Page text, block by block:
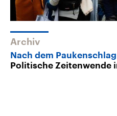
Archiv
Nach dem
Politische Zeitenwende